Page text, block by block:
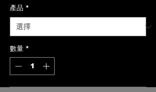
產品 *
數量 *